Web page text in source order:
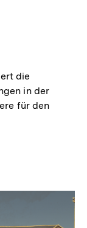
die
in der
für den